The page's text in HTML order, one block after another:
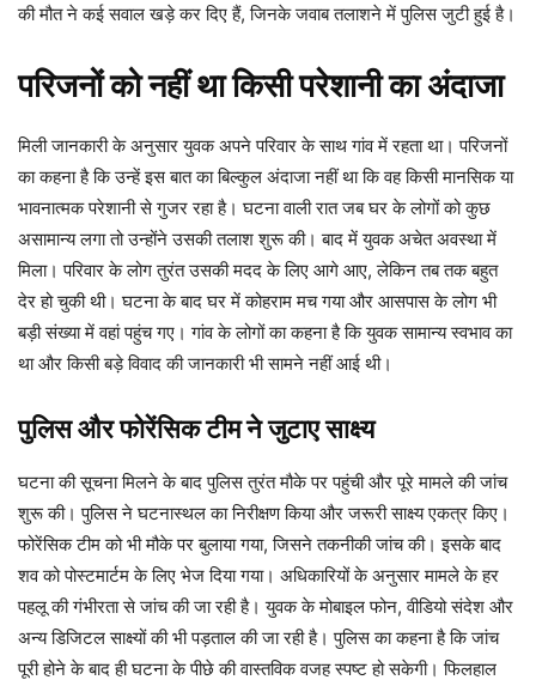
की मौत ने कई सवाल खड़े कर दिए हैं, जिनके जवाब तलाशने में पुलिस जुटी हुई है।
परिजनों को नहीं था किसी परेशानी का अंदाजा
मिली जानकारी के अनुसार युवक अपने परिवार के साथ गांव में रहता था। परिजनों
का कहना है कि उन्हें इस बात का बिल्कुल अंदाजा नहीं था कि वह किसी मानसिक या
भावनात्मक परेशानी से गुजर रहा है। घटना वाली रात जब घर के लोगों को कुछ
असामान्य लगा तो उन्होंने उसकी तलाश शुरू की। बाद में युवक अचेत अवस्था में
मिला। परिवार के लोग तुरंत उसकी मदद के लिए आगे आए, लेकिन तब तक बहुत
देर हो चुकी थी। घटना के बाद घर में कोहराम मच गया और आसपास के लोग भी
बड़ी संख्या में वहां पहुंच गए। गांव के लोगों का कहना है कि युवक सामान्य स्वभाव का
था और किसी बड़े विवाद की जानकारी भी सामने नहीं आई थी।
पुलिस और फोरेंसिक टीम ने जुटाए साक्ष्य
घटना की सूचना मिलने के बाद पुलिस तुरंत मौके पर पहुंची और पूरे मामले की जांच
शुरू की। पुलिस ने घटनास्थल का निरीक्षण किया और जरूरी साक्ष्य एकत्र किए।
फोरेंसिक टीम को भी मौके पर बुलाया गया, जिसने तकनीकी जांच की। इसके बाद
शव को पोस्टमार्टम के लिए भेज दिया गया। अधिकारियों के अनुसार मामले के हर
पहलू की गंभीरता से जांच की जा रही है। युवक के मोबाइल फोन, वीडियो संदेश और
अन्य डिजिटल साक्ष्यों की भी पड़ताल की जा रही है। पुलिस का कहना है कि जांच
पूरी होने के बाद ही घटना के पीछे की वास्तविक वजह स्पष्ट हो सकेगी। फिलहाल